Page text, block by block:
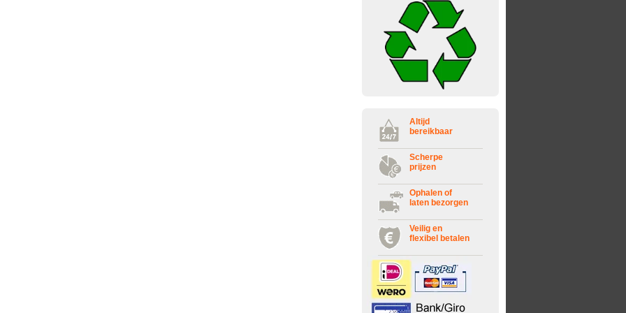
Altijd
bereikbaar
Scherpe
prijzen
Ophalen of
laten bezorgen
Veilig en
flexibel betalen